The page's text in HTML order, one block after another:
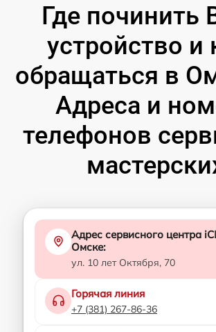
Где починить
устройство и
обращаться в
Адреса и
телефонов
Адрес сервисного центра
Омске:
ул. 10 лет Октября, 70
Горячая линия
+7 (381) 267-86-36